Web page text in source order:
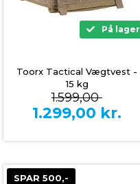
På lager
Toorx Tactical Vægtvest -
15 kg
1.599,00
1.299,00 kr.
SPAR 500,-